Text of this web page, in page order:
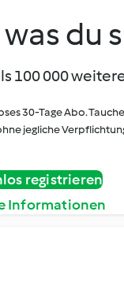
du
100 000
30-Tage Abo.
jegliche
registrieren
Informationen